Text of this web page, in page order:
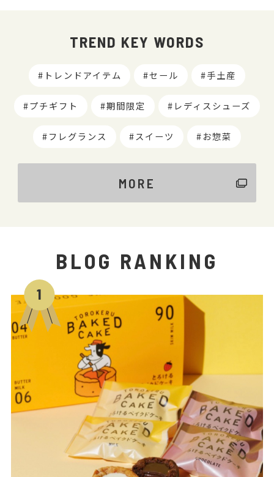
TREND KEY WORDS
トレンドアイテム セール 手土産
プチギフト 期間限定 レディスシューズ
フレグランス スイーツ お惣菜
MORE
BLOG RANKING